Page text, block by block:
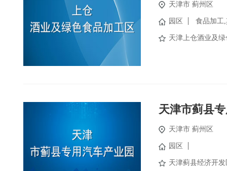
天津市 蓟州区
园区 食品加工
天津上仓酒业及
天津市蓟县
天津市 蓟州区
园区
天津蓟县经济开